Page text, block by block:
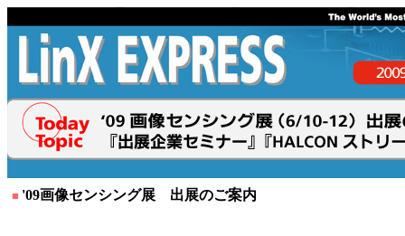
■ '09画像センシング展 出展のご案内